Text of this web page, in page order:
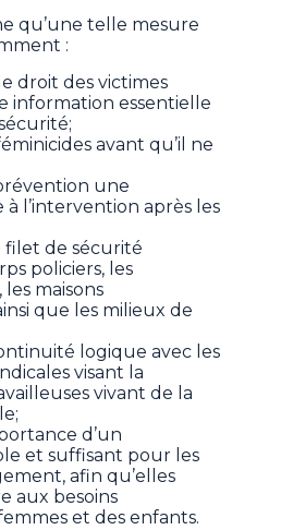
qu’une telle mesure
:
droit des victimes
information essentielle
avant qu’il ne
une
l’intervention après les
de sécurité
policiers, les
les maisons
que les milieux de
logique avec les
visant la
vivant de la
d’un
et suffisant pour les
afin qu’elles
aux besoins
et des enfants.